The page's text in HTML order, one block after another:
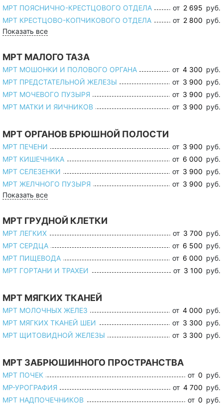
МРТ ПОЯСНИЧНО-КРЕСТЦОВОГО ОТДЕЛА
от 2 695 руб.
МРТ КРЕСТЦОВО-КОПЧИКОВОГО ОТДЕЛА
от 2 800 руб.
Показать все
МРТ МАЛОГО ТАЗА
МРТ МОШОНКИ И ПОЛОВОГО ОРГАНА от 4 300 руб.
МРТ ПРЕДСТАТЕЛЬНОЙ ЖЕЛЕЗЫ
от 3 900 руб.
МРТ МОЧЕВОГО ПУЗЫРЯ
от 3 900 руб.
МРТ МАТКИ И ЯИЧНИКОВ
от 3 900 руб.
МРТ ОРГАНОВ БРЮШНОЙ ПОЛОСТИ
МРТ ПЕЧЕНИ от 3 900 руб.
МРТ КИШЕЧНИКА
от 6 000 руб.
МРТ СЕЛЕЗЕНКИ
от 3 900 руб.
МРТ ЖЕЛЧНОГО ПУЗЫРЯ
от 3 900 руб.
Показать все
МРТ ГРУДНОЙ КЛЕТКИ
МРТ ЛЕГКИХ от 3 700 руб.
МРТ СЕРДЦА
от 6 500 руб.
МРТ ПИЩЕВОДА
от 6 000 руб.
МРТ ГОРТАНИ И ТРАХЕИ
от 3 100 руб.
МРТ МЯГКИХ ТКАНЕЙ
МРТ МОЛОЧНЫХ ЖЕЛЕЗ от 4 000 руб.
МРТ МЯГКИХ ТКАНЕЙ ШЕИ
от 3 300 руб.
МРТ ЩИТОВИДНОЙ ЖЕЛЕЗЫ
от 3 300 руб.
МРТ ЗАБРЮШИННОГО ПРОСТРАНСТВА
МРТ ПОЧЕК от 0 руб.
МР-УРОГРАФИЯ
от 4 700 руб.
МРТ НАДПОЧЕЧНИКОВ
от 0 руб.